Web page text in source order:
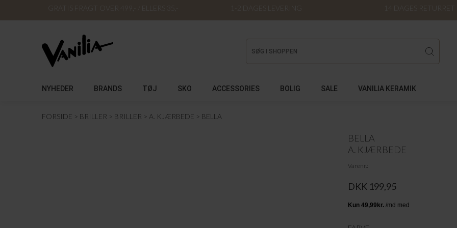
GRATIS FRAGT OVER 499,- / ELLERS 35,- 1-2 DAGES LEVERING 14 DAGES RETURRET
NYHEDER BRANDS TØJ SKO ACCESSORIES BOLIG SALE VANILIA KERAMIK
FORSIDE BRILLER BRILLER A. KJÆRBEDE BELLA
BELLA
A. KJÆRBEDE
Varenr.
DKK 199,95